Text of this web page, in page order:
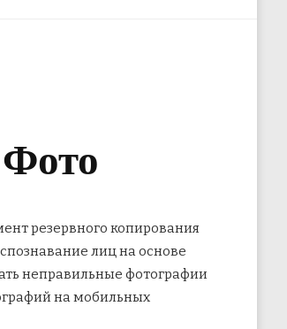
резервного копирования
лиц на основе
неправильные фотографии
на мобильных